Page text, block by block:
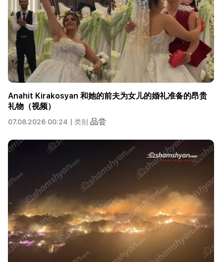
Anahit Kirakosyan 和她的前夫为女儿的婚礼准备的昂贵
礼物（视频）
07.08.2026 00:24 | 类别 品尝